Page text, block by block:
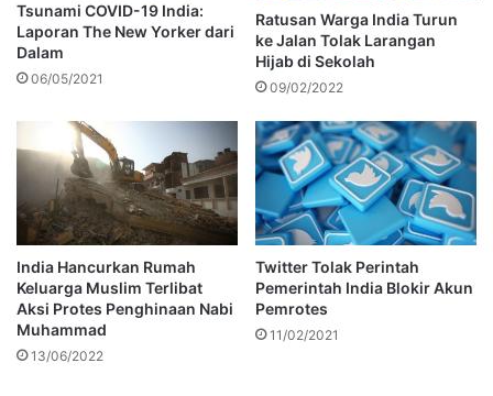
Tsunami COVID-19 India:
Laporan The New Yorker dari
Dalam
06/05/2021
Ratusan Warga India Turun
ke Jalan Tolak Larangan
Hijab di Sekolah
09/02/2022
India Hancurkan Rumah
Keluarga Muslim Terlibat
Aksi Protes Penghinaan Nabi
Muhammad
13/06/2022
Twitter Tolak Perintah
Pemerintah India Blokir Akun
Pemrotes
11/02/2021